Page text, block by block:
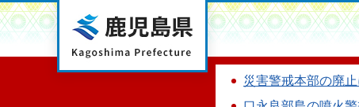
鹿児島県
災害警戒本部の廃